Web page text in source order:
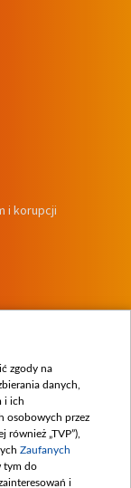
i korupcji
zgody na
danych,
i ich
osobowych przez
„TVP”),
Zaufanych
tym do
i